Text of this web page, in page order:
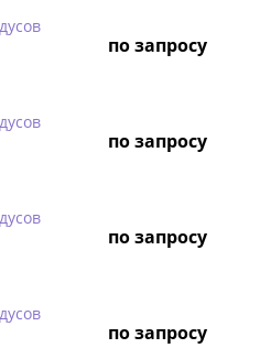
по запросу
по запросу
по запросу
по запросу